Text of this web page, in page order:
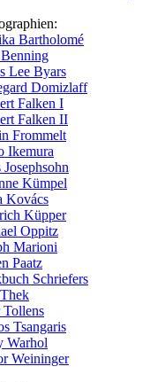
Bartholomé
Lee Byars
Domizlaff
Falken I
Falken II
Frommelt
Ikemura
Josephsohn
Kümpel
Kovács
Küpper
Oppitz
Marioni
Paatz
Schriefers
Tollens
Tsangaris
Warhol
Weininger